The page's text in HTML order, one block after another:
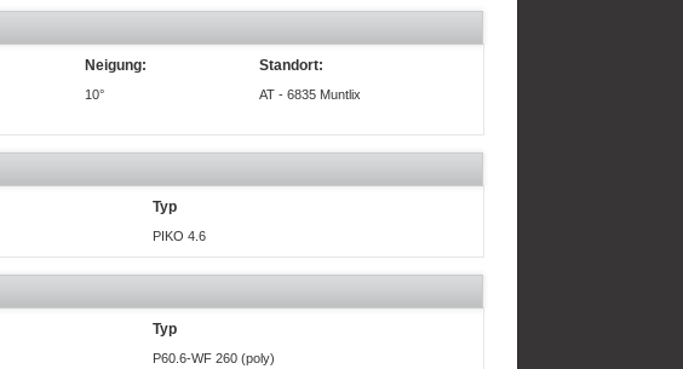
Neigung: Standort:
10° AT - 6835 Muntlix
Typ
PIKO 4.6
Typ
P60.6-WF 260 (poly)